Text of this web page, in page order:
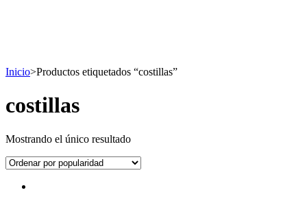
Inicio>Productos etiquetados “costillas”
costillas
Mostrando el único resultado